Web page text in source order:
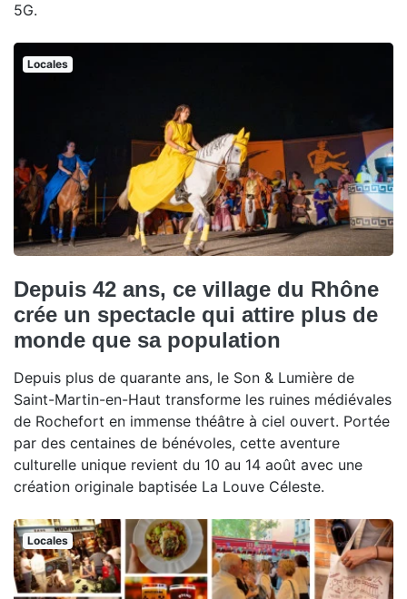
5G.
Locales
Depuis 42 ans, ce village du Rhône
crée un spectacle qui attire plus de
monde que sa population
Depuis plus de quarante ans, le Son & Lumière de
Saint-Martin-en-Haut transforme les ruines médiévales
de Rochefort en immense théâtre à ciel ouvert. Portée
par des centaines de bénévoles, cette aventure
culturelle unique revient du 10 au 14 août avec une
création originale baptisée La Louve Céleste.
Locales